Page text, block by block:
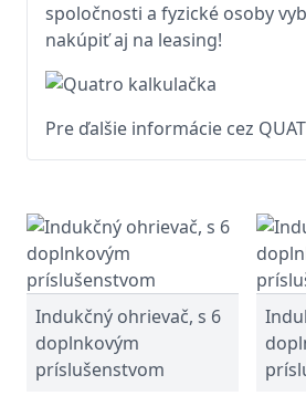
spoločnosti a fyzické osoby
nakúpiť aj na leasing!
Pre ďalšie informácie cez
Indukčný ohrievač, s 6
doplnkovým
príslušenstvom